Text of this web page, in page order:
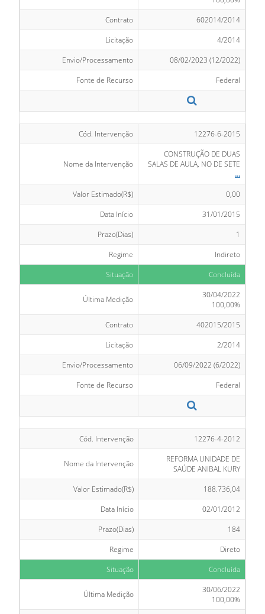
Contrato
602014/2014
Licitação
4/2014
Envio/Processamento
08/02/2023 (12/2022)
Fonte de Recurso
Federal
Cód. Intervenção 12276-6-2015
Nome da Intervenção
CONSTRUÇÃO DE DUAS
SALAS DE AULA, NO DE SETE
...
Valor Estimado(R$)
0,00
Data Início
31/01/2015
Prazo(Dias)
1
Regime
Indireto
Situação
Concluída
Última Medição
30/04/2022
100,00%
Contrato
402015/2015
Licitação
2/2014
Envio/Processamento
06/09/2022 (6/2022)
Fonte de Recurso
Federal
Cód. Intervenção 12276-4-2012
Nome da Intervenção
REFORMA UNIDADE DE
SAÚDE ANIBAL KURY
Valor Estimado(R$)
188.736,04
Data Início
02/01/2012
Prazo(Dias)
184
Regime
Direto
Situação
Concluída
Última Medição
30/06/2022
100,00%